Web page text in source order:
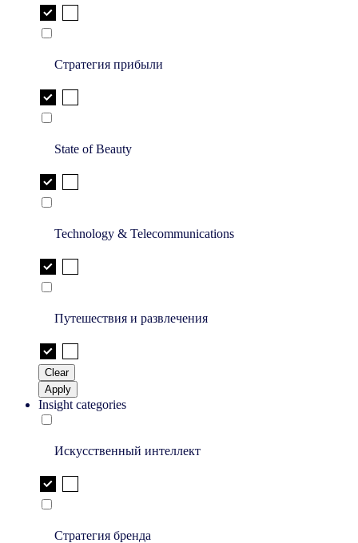
Стратегия прибыли
State of Beauty
Technology & Telecommunications
Путешествия и развлечения
Clear
Apply
Insight categories
Искусственный интеллект
Стратегия бренда